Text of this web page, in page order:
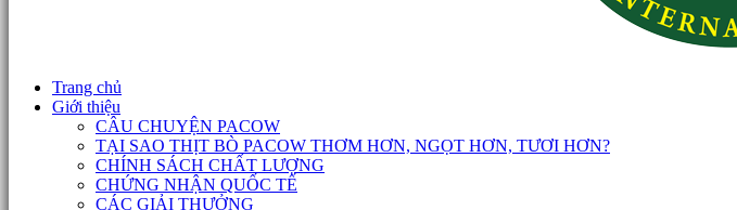
Trang chủ
Giới thiệu
CÂU CHUYỆN PACOW
TẠI SAO THỊT BÒ PACOW THƠM HƠN, NGỌT HƠN, TƯƠI HƠN?
CHÍNH SÁCH CHẤT LƯỢNG
CHỨNG NHẬN QUỐC TẾ
CÁC GIẢI THƯỞNG